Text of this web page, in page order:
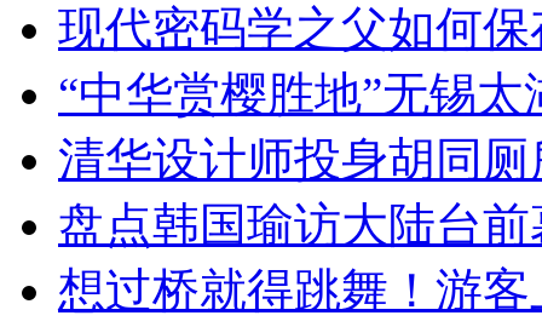
现代密码学之父如何
“中华赏樱胜地”无锡
清华设计师投身胡同
盘点韩国瑜访大陆台
想过桥就得跳舞！游客